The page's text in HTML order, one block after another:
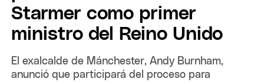
Starmer como primer
ministro del Reino Unido
El exalcalde de Mánchester, Andy Burnham,
anunció que participará del proceso para